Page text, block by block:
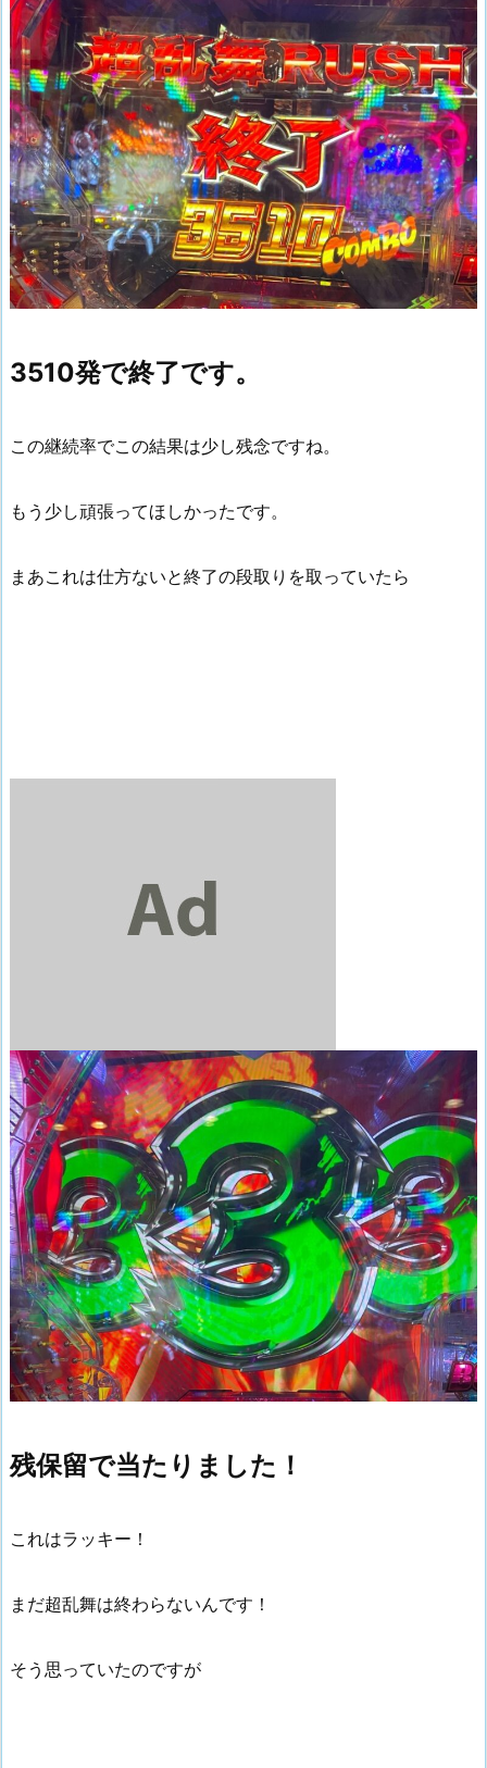
3510発で終了です。
この継続率でこの結果は少し残念ですね。
もう少し頑張ってほしかったです。
まあこれは仕方ないと終了の段取りを取っていたら
残保留で当たりました！
これはラッキー！
まだ超乱舞は終わらないんです！
そう思っていたのですが